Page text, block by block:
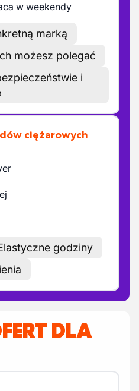
w weekendy
marką
możesz polegać
i
ciężarowych
godziny
DLA